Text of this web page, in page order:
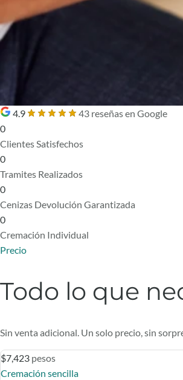
4.9
43 reseñas en Google
0
Clientes Satisfechos
0
Tramites Realizados
0
Cenizas Devolución Garantizada
0
Cremación Individual
Precio
Todo lo que
Sin venta adicional. Un solo precio, sin
$7,423 pesos
Cremación sencilla